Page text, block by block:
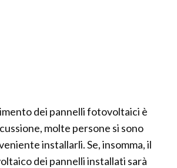
dei pannelli fotovoltaici è
molte persone si sono
installarli. Se, insomma, il
dei pannelli installati sarà